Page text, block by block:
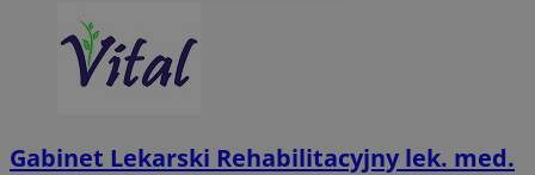
Gabinet Lekarski Rehabilitacyjny lek. med.